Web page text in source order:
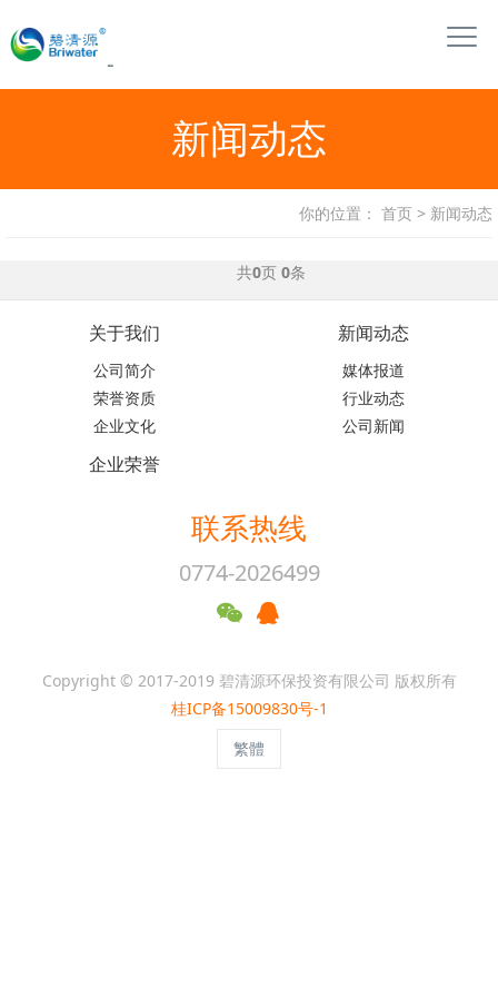
新闻动态
你的位置： 首页 > 新闻动态
共0页 0条
关于我们
公司简介
荣誉资质
企业文化
新闻动态
媒体报道
行业动态
公司新闻
企业荣誉
联系热线
0774-2026499
Copyright © 2017-2019 碧清源环保投资有限公司 版权所有
桂ICP备15009830号-1
繁體